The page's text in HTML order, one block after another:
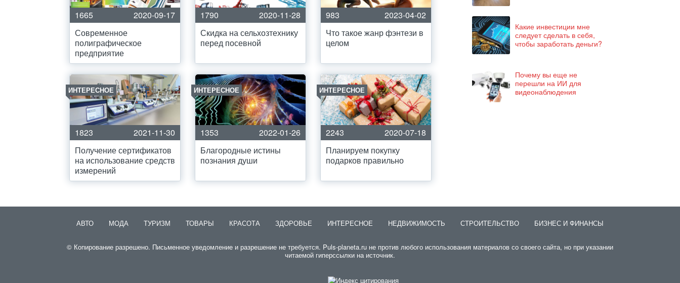
1665
2020-09-17
Современное
полиграфическое
предприятие
1790
2020-11-28
Скидка на сельхозтехнику
перед посевной
983
2023-04-02
Что такое жанр фэнтези в
целом
ИНТЕРЕСНОЕ
1823
2021-11-30
Получение сертификатов
на использование средств
измерений
ИНТЕРЕСНОЕ
1353
2022-01-26
Благородные истины
познания души
ИНТЕРЕСНОЕ
2243
2020-07-18
Планируем покупку
подарков правильно
Какие инвестиции мне
следует сделать в себя,
чтобы заработать деньги?
Почему вы еще не
перешли на ИИ для
видеонаблюдения
АВТО МОДА ТУРИЗМ ТОВАРЫ КРАСОТА ЗДОРОВЬЕ ИНТЕРЕСНОЕ НЕДВИЖИМОСТЬ СТРОИТЕЛЬСТВО БИЗНЕС И ФИНАНСЫ
© Копирование разрешено. Письменное уведомление и разрешение не требуется. Puls-planeta.ru не против любого использования материалов со своего сайта, но при указании
читаемой гиперссылки на источник.